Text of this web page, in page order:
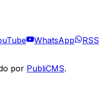
WhatsApp RSS
por PubliCMS.